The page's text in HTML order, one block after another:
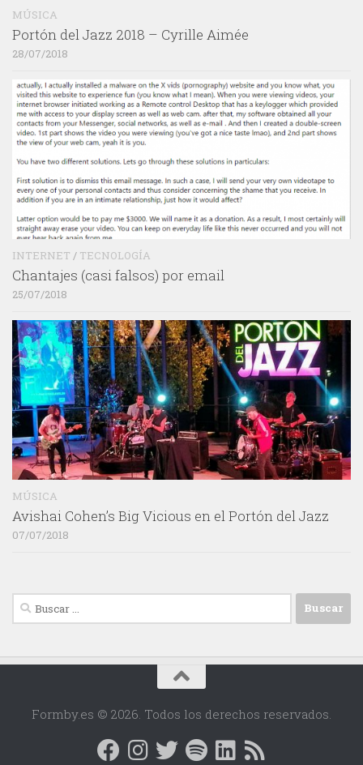
MÚSICA
Portón del Jazz 2018 – Cyrille Aimée
28/07/2018
INTERNET / TECNOLOGÍA
Chantajes (casi falsos) por email
25/07/2018
MÚSICA
Avishai Cohen’s Big Vicious en el Portón del Jazz
07/07/2018
Buscar:
Formby.es © 2026. Todos los derechos reservados.